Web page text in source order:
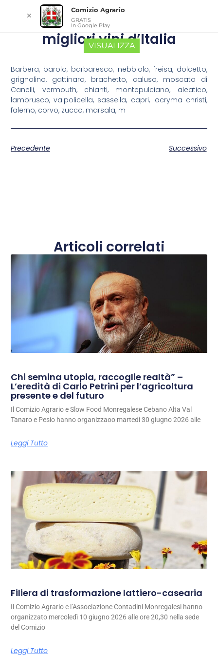
migliori vini d’Italia
Barbera, barolo, barbaresco, nebbiolo, freisa, dolcetto,
grignolino, gattinara, brachetto, caluso, moscato di
Canelli, vermouth, chianti, montepulciano, aleatico,
lambrusco, valpolicella, sassella, capri, lacryma christi,
falerno, corvo, zucco, marsala, m
Precedente Successivo
Articoli correlati
Chi semina utopia, raccoglie realtà” –
L’eredità di Carlo Petrini per l’agricoltura
presente e del futuro
Il Comizio Agrario e Slow Food Monregalese Cebano Alta Val
Tanaro e Pesio hanno organizzaoo martedì 30 giugno 2026 alle
Leggi Tutto
Filiera di trasformazione lattiero-casearia
Il Comizio Agrario e l’Associazione Contadini Monregalesi hanno
organizzato mercoledì 10 giugno 2026 alle ore 20,30 nella sede
del Comizio
Leggi Tutto
✕
Comizio Agrario
GRATIS
In Google Play
VISUALIZZA